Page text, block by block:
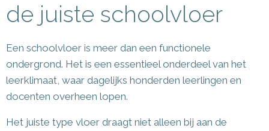
de juiste schoolvloer
Een schoolvloer is meer dan een functionele
ondergrond. Het is een essentieel onderdeel van het
leerklimaat, waar dagelijks honderden leerlingen en
docenten overheen lopen.
Het juiste type vloer draagt niet alleen bij aan de